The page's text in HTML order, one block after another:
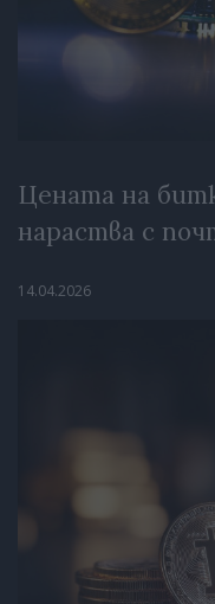
Цената на
нараства с
14.04.2026